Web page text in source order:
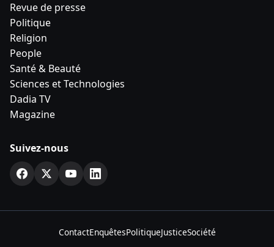
Revue de presse
Politique
Religion
People
Santé & Beauté
Sciences et Technologies
Dadia TV
Magazine
Suivez-nous
ContactEnquêtesPolitiqueJusticeSociété